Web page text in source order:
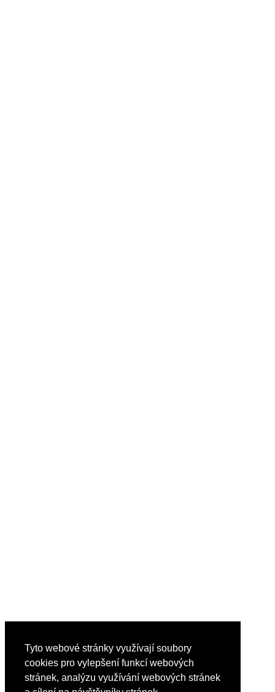
Tyto webové stránky využívají soubory
cookies pro vylepšení funkcí webových
stránek, analýzu využívání webových stránek